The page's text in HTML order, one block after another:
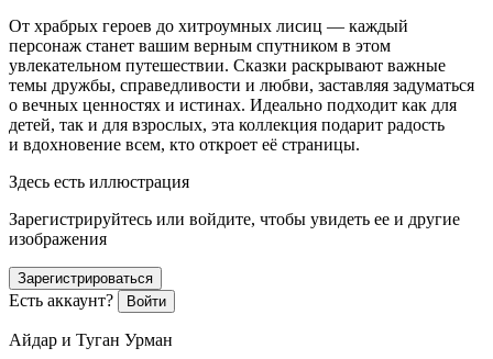
От храбрых героев до хитроумных лисиц — каждый
персонаж станет вашим верным спутником в этом
увлекательном путешествии. Сказки раскрывают важные
темы дружбы, справедливости и любви, заставляя задуматься
о вечных ценностях и истинах. Идеально подходит как для
детей, так и для взрослых, эта коллекция подарит радость
и вдохновение всем, кто откроет её страницы.
Здесь есть иллюстрация
Зарегистрируйтесь или войдите, чтобы увидеть ее и другие
изображения
Зарегистрироваться
Есть аккаунт? Войти
Айдар и Туган Урман